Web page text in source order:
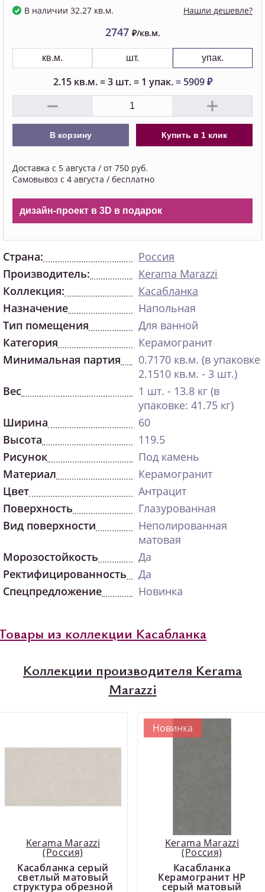
Страна:
Россия
Производитель:
Kerama Marazzi
Коллекция:
Касабланка
Назначение
Напольная
Тип помещения
Для ванной
Категория
Керамогранит
Минимальная партия
0.7170 кв.м. (в упаковке
2.1510 кв.м. - 3 шт.)
Вес
1 шт. - 13.8 кг (в
упаковке: 41.75 кг)
Ширина
60
Высота
119.5
Рисунок
Под камень
Материал
Керамогранит
Цвет
Антрацит
Поверхность
Глазурованная
Вид поверхности
Неполированная
матовая
Морозостойкость
Да
Ректифицированность
Да
Спецпредложение
Новинка
В наличии 32.27 кв.м. Нашли дешевле?
2747 ₽/кв.м.
кв.м. шт. упак.
2.15кв.м.=3шт. = 1 упак.= 5909₽
В корзину Купить в 1 клик
Доставка с 5 августа / от 750 руб.
Самовывоз с 4 августа / бесплатно
дизайн-проект в 3D в подарок
Товары из коллекции Касабланка
Коллекции производителя Kerama
Marazzi
Kerama Marazzi
(Россия)
Касабланка серый
светлый матовый
структура обрезной
Новинка
Kerama Marazzi
(Россия)
Касабланка
Керамогранит HP
серый матовый